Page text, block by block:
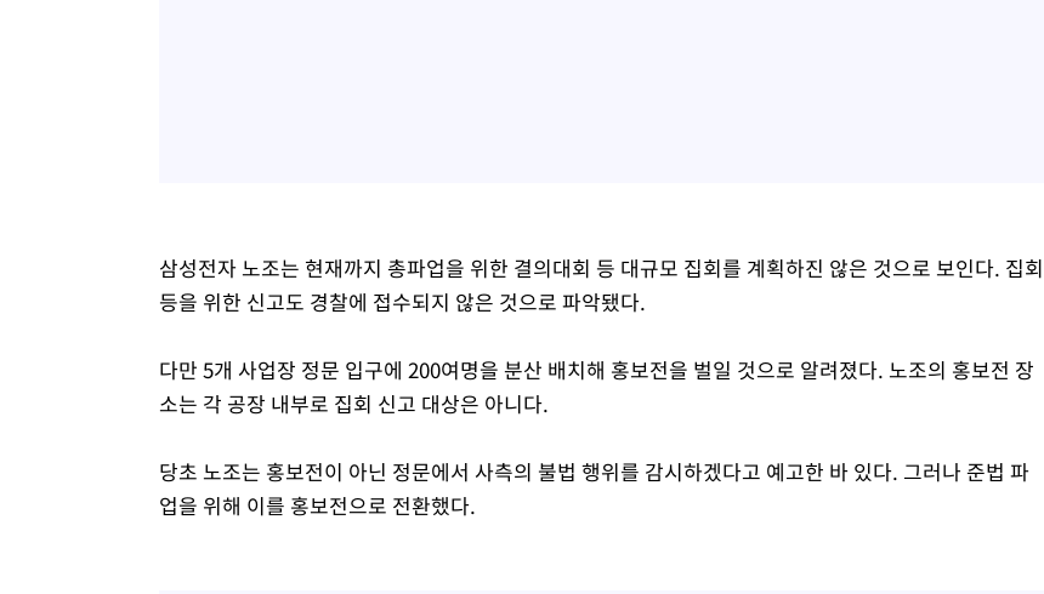
삼성전자 노조는 현재까지 총파업을 위한 결의대회 등 대규모 집회를 계획하진 않은 것으로 보인다. 집회
등을 위한 신고도 경찰에 접수되지 않은 것으로 파악됐다.
다만 5개 사업장 정문 입구에 200여명을 분산 배치해 홍보전을 벌일 것으로 알려졌다. 노조의 홍보전 장
소는 각 공장 내부로 집회 신고 대상은 아니다.
당초 노조는 홍보전이 아닌 정문에서 사측의 불법 행위를 감시하겠다고 예고한 바 있다. 그러나 준법 파
업을 위해 이를 홍보전으로 전환했다.